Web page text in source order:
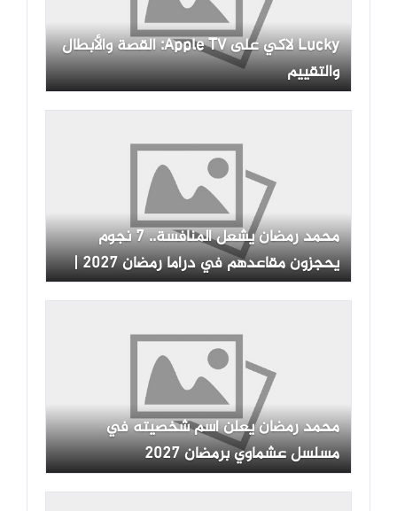
Lucky لاكي على Apple TV: القصة والأبطال
والتقييم
محمد رمضان يشعل المنافسة.. 7 نجوم
يحجزون مقاعدهم في دراما رمضان 2027 |
فن
محمد رمضان يعلن اسم شخصيته في
مسلسل عشماوي برمضان 2027